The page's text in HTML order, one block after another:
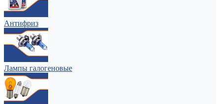
Антифриз
Лампы галогеновые